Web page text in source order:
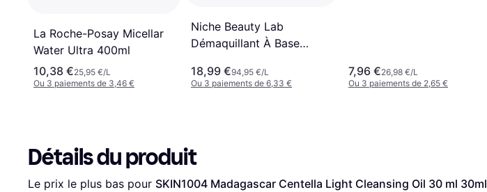
La Roche-Posay Micellar
Water Ultra 400ml
10,38 €25,95 €/L
Ou 3 paiements de 3,46 €
Niche Beauty Lab
Démaquillant À Base
ml 200ml
18,99 €94,95 €/L
Ou 3 paiements de 6,33 €
7,96 €26,98 €/L
Ou 3 paiements de 2,65 €
Détails du produit
Le prix le plus bas pour SKIN1004 Madagascar Centella Light Cleansing Oil 30 ml 30ml